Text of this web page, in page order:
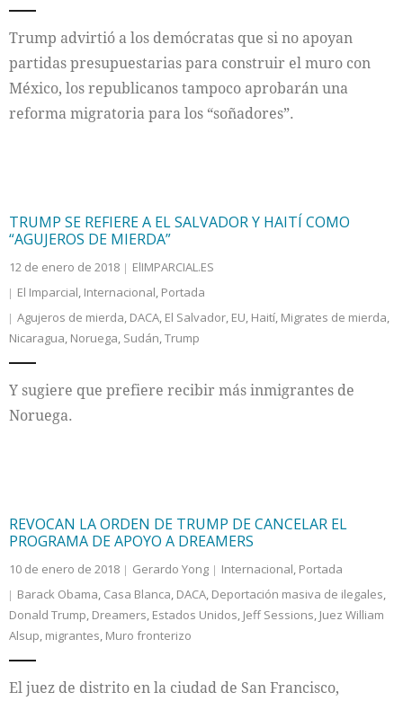
Trump advirtió a los demócratas que si no apoyan
partidas presupuestarias para construir el muro con
México, los republicanos tampoco aprobarán una
reforma migratoria para los “soñadores”.
TRUMP SE REFIERE A EL SALVADOR Y HAITÍ COMO
“AGUJEROS DE MIERDA”
12 de enero de 2018
ElIMPARCIAL.ES
El Imparcial, Internacional, Portada
Agujeros de mierda, DACA, El Salvador, EU, Haití, Migrates de mierda,
Nicaragua, Noruega, Sudán,Trump
Y sugiere que prefiere recibir más inmigrantes de
Noruega.
REVOCAN LA ORDEN DE TRUMP DE CANCELAR EL
PROGRAMA DE APOYO A DREAMERS
10 de enero de 2018 Gerardo Yong Internacional, Portada
Barack Obama, Casa Blanca, DACA, Deportación masiva de ilegales,
Donald Trump, Dreamers, Estados Unidos, Jeff Sessions, Juez William
Alsup, migrantes, Muro fronterizo
El juez de distrito en la ciudad de San Francisco,